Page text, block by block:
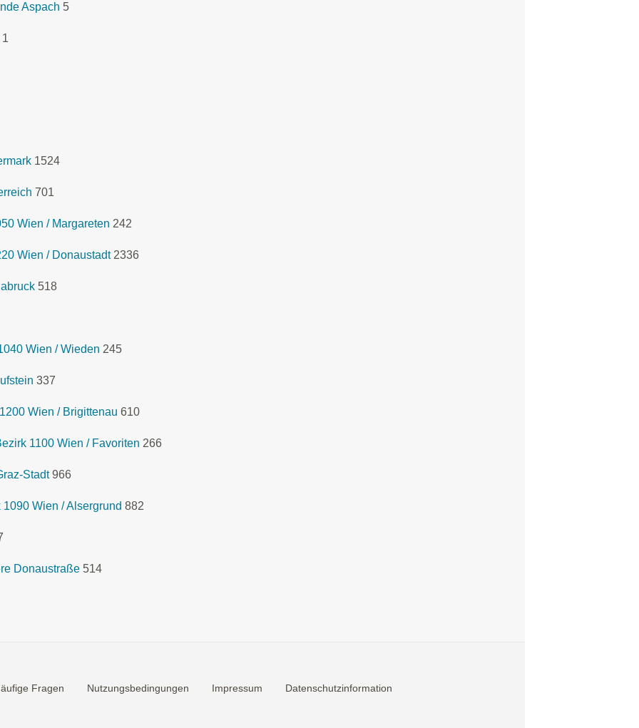
Aspach 5
1
1524
701
Wien / Margareten 242
Wien / Donaustadt 2336
518
Wien / Wieden 245
337
Wien / Brigittenau 610
1100 Wien / Favoriten 266
Stadt 966
Wien / Alsergrund 882
Donaustraße 514
Fragen Nutzungsbedingungen Impressum Datenschutzinformation